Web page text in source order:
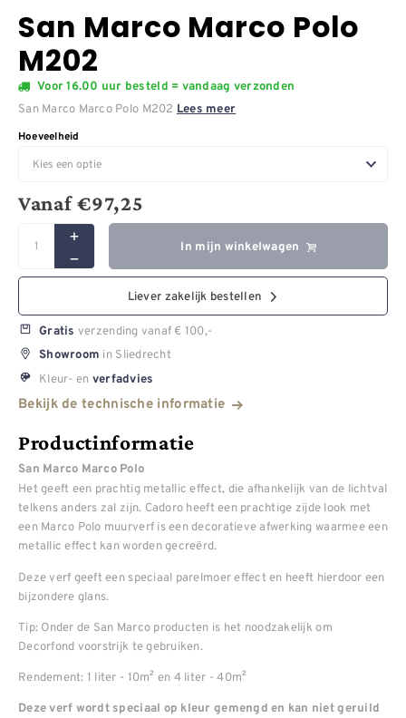
San Marco Marco Polo
M202
Voor 16.00 uur besteld = vandaag verzonden
San Marco Marco Polo M202 Lees meer
Hoeveelheid
Vanaf€97,25
In mijn winkelwagen
Liever zakelijk bestellen
Gratis verzending vanaf € 100,-
Showroom in Sliedrecht
Kleur- en verfadvies
Bekijk de technische informatie
Productinformatie
San Marco Marco Polo
Het geeft een prachtig metallic effect, die afhankelijk van de lichtval
telkens anders zal zijn. Cadoro heeft een prachtige zijde look met
een Marco Polo muurverf is een decoratieve afwerking waarmee een
metallic effect kan worden gecreërd.
Deze verf geeft een speciaal parelmoer effect en heeft hierdoor een
bijzondere glans.
Tip: Onder de San Marco producten is het noodzakelijk om
Decorfond voorstrijk te gebruiken.
Rendement: 1 liter - 10m² en 4 liter - 40m²
Deze verf wordt speciaal op kleur gemengd en kan niet geruild